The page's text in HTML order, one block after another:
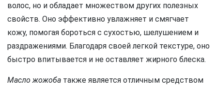
волос, но и обладает множеством других полезных
свойств. Оно эффективно увлажняет и смягчает
кожу, помогая бороться с сухостью, шелушением и
раздражениями. Благодаря своей легкой текстуре, оно
быстро впитывается и не оставляет жирного блеска.
Масло жожоба также является отличным средством